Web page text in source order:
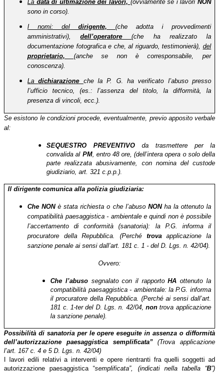
La data di ultimazione dei lavori, (ovviamente se i lavori NON
sono in corso).
I nomi: del dirigente, (che adotta i provvedimenti
amministrativi),dell’operatore(che ha realizzato la
documentazione fotografica e che, al riguardo, testimonierà), del
proprietario, (anche se non è corresponsabile, per
conoscenza).
Ladichiarazione che la P. G. ha verificato l’abuso presso
l’ufficio tecnico, (es.: l’assenza del titolo, la difformità, la
presenza di vincoli, ecc.).
Se esistono le condizioni procede, eventualmente, previo apposito verbale
al:
SEQUESTRO PREVENTIVO da trasmettere per la
convalida al PM, entro 48 ore, (dell’intera opera o solo della
parte realizzata abusivamente, con nomina del custode
giudiziario, art. 321 c.p.p.).
Il dirigente comunica alla polizia giudiziaria:
CheNONè stata richiesta o che l’abuso NONha la ottenuto la
compatibilità paesaggistica - ambientale e quindi non è possibile
l’accertamento di conformità (sanatoria): la P.G. informa il
procuratore della Repubblica. (Perché trovaapplicazione la
sanzione penale ai sensi dall’art. 181 c. 1 - del D. Lgs. n. 42/04).
Ovvero:
Che l’abuso segnalato con il rapportoHA ottenuto la
compatibilità paesaggistica - ambientale: la P.G. informa
il procuratore della Repubblica. (Perché ai sensi dall’art.
181 c. 1-ter del D. Lgs. n. 42/04,non trova applicazione
la sanzione penale).
Possibilità di sanatoria per le opere eseguite in assenza o difformità
dell’autorizzazione paesaggistica semplificata”(Trova applicazione
l’art. 167 c. 4 e 5 D. Lgs. n. 42/04)
I lavori edili relativi a interventi e opere rientranti fra quelli soggetti ad
autorizzazione paesaggistica “semplificata”, (indicati nella tabella “B”)